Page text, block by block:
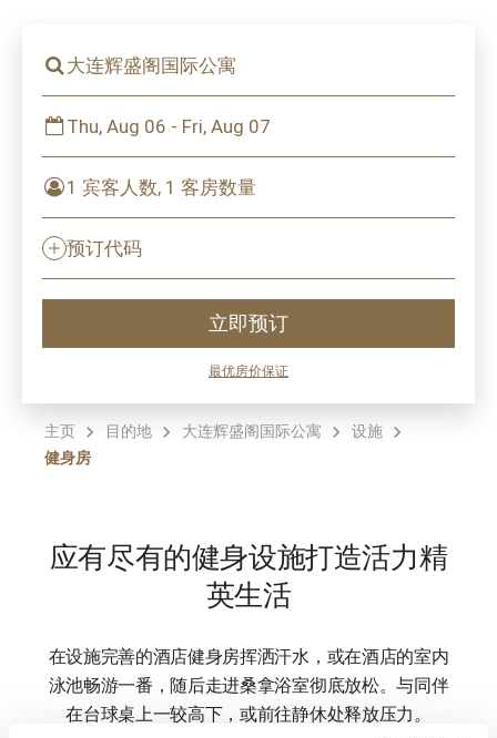
大连辉盛阁国际公寓
Thu, Aug 06 - Fri, Aug 07
1 宾客人数, 1 客房数量
预订代码
立即预订
最优房价保证
主页 目的地 大连辉盛阁国际公寓
设施
健身房
应有尽有的健身设施打造活力精
英生活
在设施完善的酒店健身房挥洒汗水，或在酒店的室内
泳池畅游一番，随后走进桑拿浴室彻底放松。与同伴
在台球桌上一较高下，或前往静休处释放压力。